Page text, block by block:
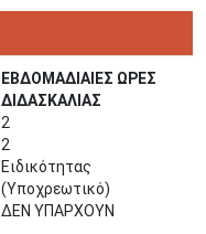
ΕΒΔΟΜΑΔΙΑΙΕΣ ΩΡΕΣ
ΔΙΔΑΣΚΑΛΙΑΣ
2
2
Ειδικότητας
(Υποχρεωτικό)
ΔΕΝ ΥΠΑΡΧΟΥΝ